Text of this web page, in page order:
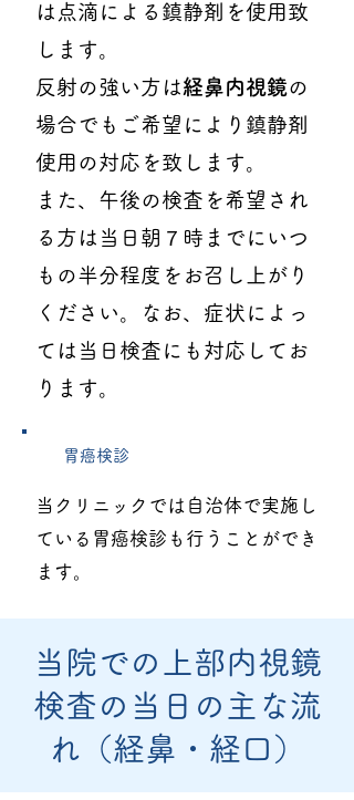
は点滴による鎮静剤を使用致
します。
反射の強い方は経鼻内視鏡の
場合でもご希望により鎮静剤
使用の対応を致します。
また、午後の検査を希望され
る方は当日朝７時までにいつ
もの半分程度をお召し上がり
ください。なお、症状によっ
ては当日検査にも対応してお
ります。
胃癌検診
当クリニックでは自治体で実施し
ている胃癌検診も行うことができ
ます。
当院での上部内視鏡
検査の当日の主な流
れ（経鼻・経口）